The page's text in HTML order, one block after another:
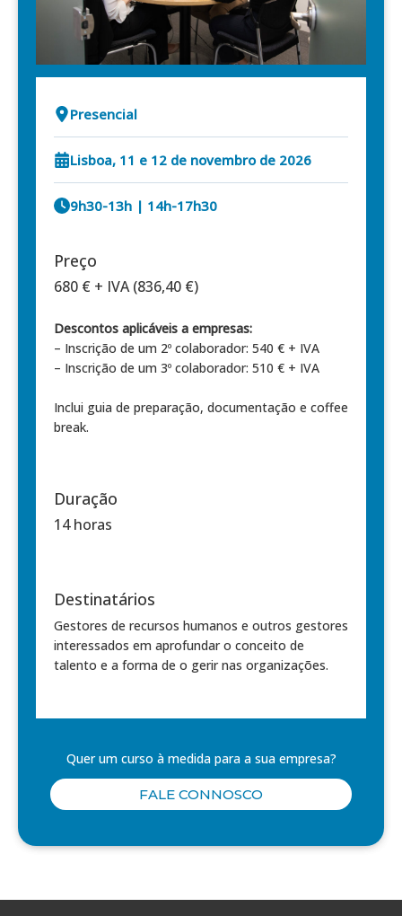
Presencial
Lisboa, 11 e 12 de novembro de 2026
9h30-13h | 14h-17h30
Preço
680 € + IVA (836,40 €)
Descontos aplicáveis a empresas:
– Inscrição de um 2º colaborador: 540 € + IVA
– Inscrição de um 3º colaborador: 510 € + IVA
Inclui guia de preparação, documentação e coffee
break.
Duração
14 horas
Destinatários
Gestores de recursos humanos e outros gestores
interessados em aprofundar o conceito de
talento e a forma de o gerir nas organizações.
Quer um curso à medida para a sua empresa?
FALE CONNOSCO